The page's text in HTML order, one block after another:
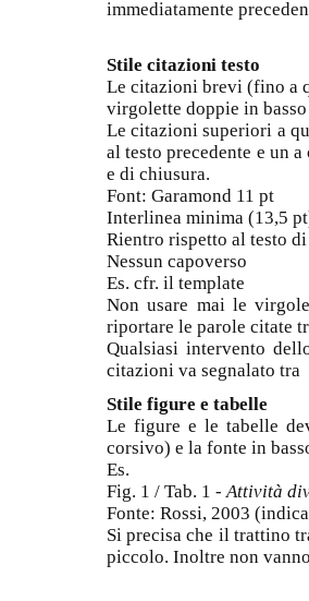
immediatamente
Stile citazioni testo
Le citazioni brevi (fino a
virgolette doppie in basso
Le citazioni superiori a
al testo precedente e un
e di chiusura.
Font: Garamond 11 pt
Interlinea minima (13,5
Rientro rispetto al testo
Nessun capoverso
Es. cfr. il template
Non usare mai le
riportare le parole citate
Qualsiasi intervento
citazioni va segnalato
Stile figure e tabelle
Le figure e le tabelle
corsivo) e la fonte in
Es.
Fig. 1 / Tab. 1 -Attività
Fonte: Rossi, 2003
Si precisa che il trattino
piccolo. Inoltre non